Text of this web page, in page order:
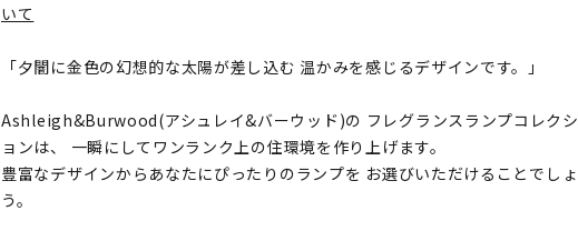
いて
「夕闇に金色の幻想的な太陽が差し込む 温かみを感じるデザインです。」
Ashleigh&Burwood(アシュレイ&バーウッド)の フレグランスランプコレクシ
ョンは、 一瞬にしてワンランク上の住環境を作り上げます。
豊富なデザインからあなたにぴったりのランプを お選びいただけることでしょ
う。